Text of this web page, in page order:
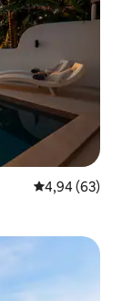
4,94 de uma
4,94 (63)